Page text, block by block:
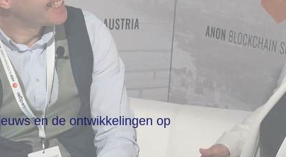
en de ontwikkelingen op